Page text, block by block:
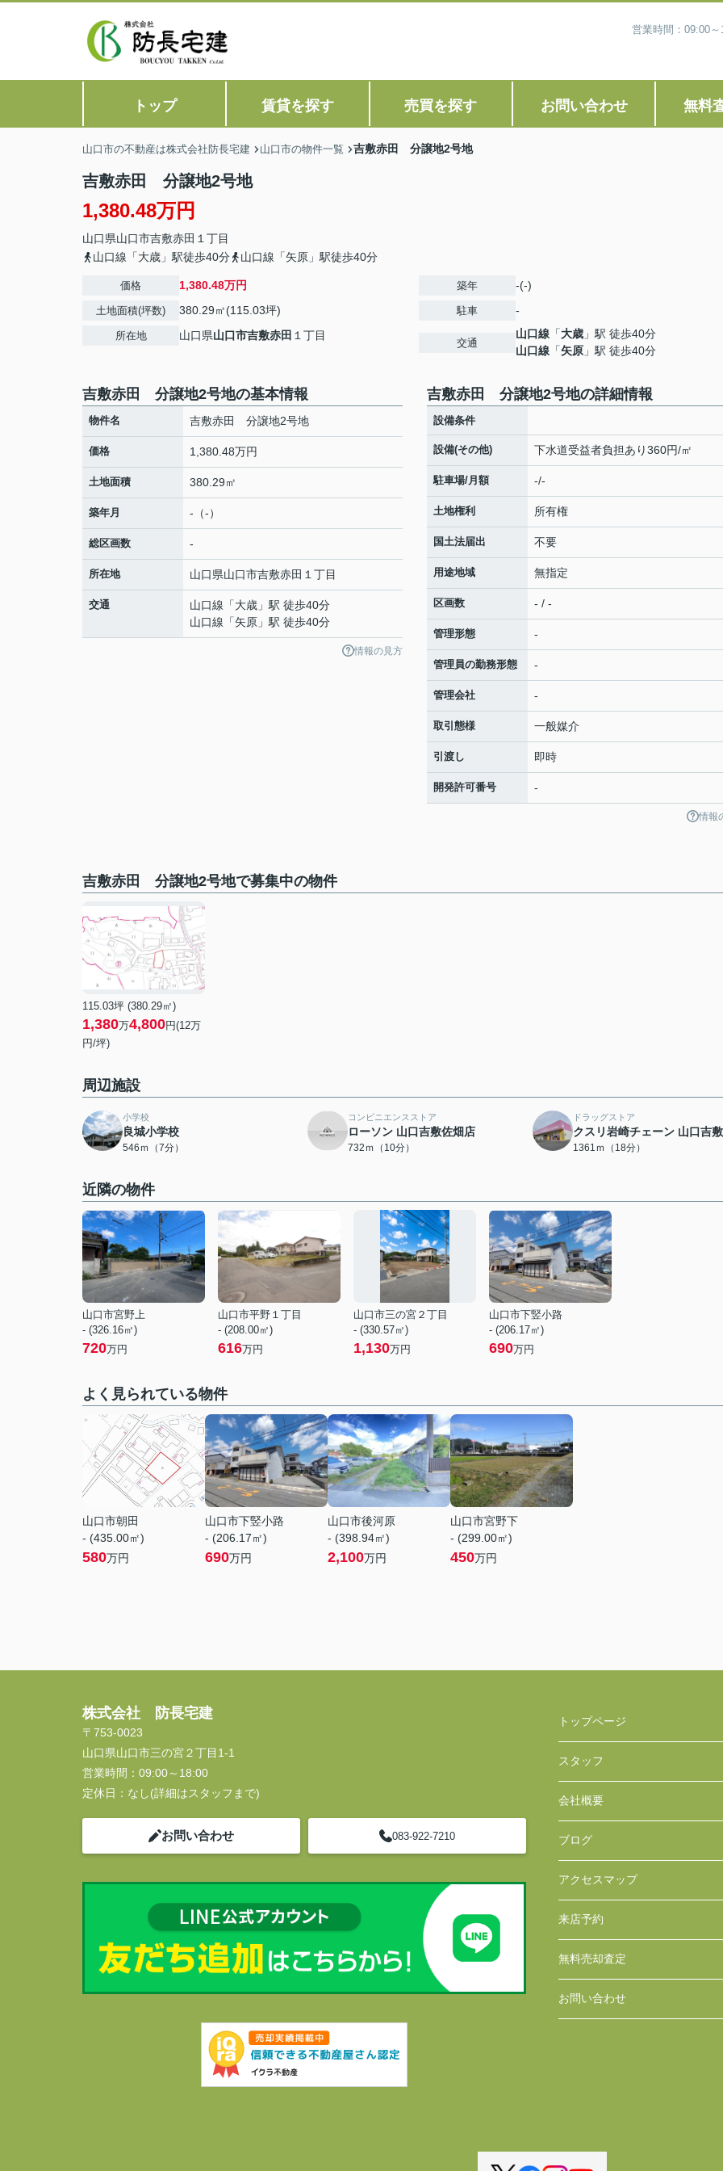
営業時間：09:00
トップ 賃貸を探す 売買を探す お問い合わせ 無料
山口市の不動産は株式会社防長宅建 山口市の物件一覧 吉敷赤田 分譲地2号地
吉敷赤田 分譲地2号地
1,380.48万円
山口県山口市吉敷赤田 １丁目
山口線「大歳」駅徒歩40分
山口線「矢原」駅徒歩40分
価格 1,380.48万円
土地面積(坪数) 380.29㎡(115.03坪)
所在地 山口県山口市吉敷赤田 １丁目
築年 -(-)
駐車 -
交通
山口線 「大歳 」駅 徒歩40分
山口線 「矢原 」駅 徒歩40分
吉敷赤田 分譲地2号地の基本情報
物件名 吉敷赤田 分譲地2号地
価格 1,380.48万円
土地面積 380.29㎡
築年月 -（-）
総区画数 -
所在地 山口県山口市吉敷赤田 １丁目
交通 山口線 「大歳 」駅 徒歩40分
山口線 「矢原 」駅 徒歩40分
情報の見方
吉敷赤田 分譲地2号地の詳細情報
設備条件
設備(その他) 下水道受益者負担あり360円/㎡
駐車場/月額 -/-
土地権利 所有権
国土法届出 不要
用途地域 無指定
区画数 - / -
管理形態 -
管理員の勤務形態 -
管理会社 -
取引態様 一般媒介
引渡し 即時
開発許可番号 -
情報
吉敷赤田 分譲地2号地で募集中の物件
115.03坪 (380.29㎡)
1,380万4,800円(12万
円/坪)
周辺施設
小学校
良城小学校
546ｍ（7分）
コンビニエンスストア
ローソン 山口吉敷佐畑店
732ｍ（10分）
ドラッグストア
クスリ岩崎チェーン 山口吉
1361ｍ（18分）
近隣の物件
山口市宮野上
- (326.16㎡)
720万円
山口市平野１丁目
- (208.00㎡)
616万円
山口市三の宮２丁目
- (330.57㎡)
1,130万円
山口市下竪小路
- (206.17㎡)
690万円
よく見られている物件
山口市朝田
- (435.00㎡)
580万円
山口市下竪小路
- (206.17㎡)
690万円
山口市後河原
- (398.94㎡)
2,100万円
山口市宮野下
- (299.00㎡)
450万円
株式会社 防長宅建
〒753-0023
山口県山口市三の宮２丁目1-1
営業時間： 09:00～18:00
定休日： なし(詳細はスタッフまで)
お問い合わせ 083-922-7210
トップページ
スタッフ
会社概要
ブログ
アクセスマップ
来店予約
無料売却査定
お問い合わせ